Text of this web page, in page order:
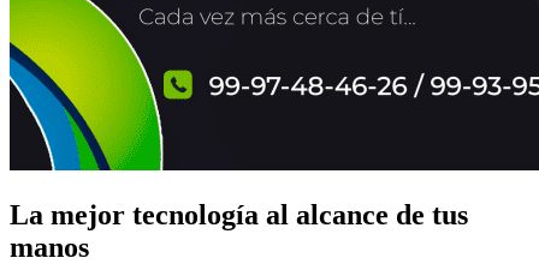
La mejor tecnología al alcance de tus
manos